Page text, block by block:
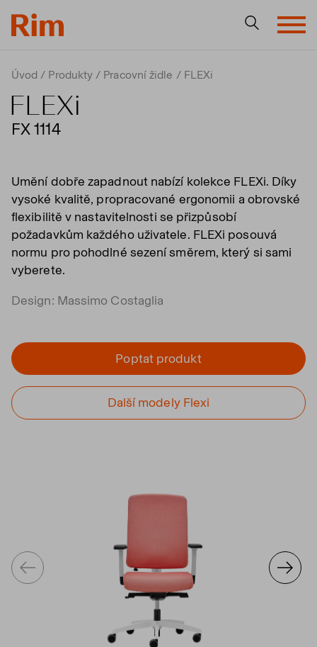
Úvod Produkty Pracovní židle FLEXi
FLEXi
FX 1114
Umění dobře zapadnout nabízí kolekce FLEXi. Díky
vysoké kvalitě, propracované ergonomii a obrovské
flexibilitě v nastavitelnosti se přizpůsobí
požadavkům každého uživatele. FLEXi posouvá
normu pro pohodlné sezení směrem, který si sami
vyberete.
Design: Massimo Costaglia
Poptat produkt
Další modely Flexi